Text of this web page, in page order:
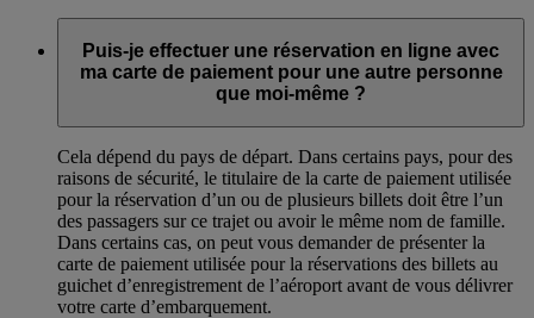
Puis-je effectuer une réservation en ligne avec
ma carte de paiement pour une autre personne
que moi-même ?
Cela dépend du pays de départ. Dans certains pays, pour des
raisons de sécurité, le titulaire de la carte de paiement utilisée
pour la réservation d’un ou de plusieurs billets doit être l’un
des passagers sur ce trajet ou avoir le même nom de famille.
Dans certains cas, on peut vous demander de présenter la
carte de paiement utilisée pour la réservations des billets au
guichet d’enregistrement de l’aéroport avant de vous délivrer
votre carte d’embarquement.